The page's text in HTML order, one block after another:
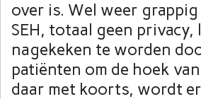
over is. Wel weer
SEH, totaal geen
nagekeken te worden
patiënten om de hoek
daar met koorts, wordt